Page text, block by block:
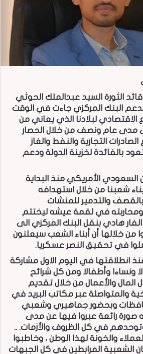
الثورة السيد عبدالملك الحوثي
البنك المركزي جاءت في الوقت
الاقتصادي لبلادنا الذي يعاني من
مدى عام ونصف من خلال الحصار
التجارية والنفط والغاز
بالفائدة لخزينة الدولة ودعم
السعودي الأمريكي منذ البداية
شعبنا من خلال استهدافه
والتدمير للمنشات
ومحاربته في لقمة عيشه ليختتم
هادي بنقل البنك المركزي الى
خلالها أن أبناء الشعب سيعلنون
في تحقيق النصر عسكريا.
انطلاقتها في اليوم الاول مشاركة
ونساءا وأطفالا ومن كل شرائح
المال والأعمال من خلال تقديم
والمتواصلة عبر مكاتب البريد في
وبحضور جماهيري وشعبي
صورة رائعة عبروا فيها عن مدى
في كل الظروف والأزمات. ..
والخونة لهذا الوطن ، وخاطبوا
الشعبية المرابطين في كل الجبهات